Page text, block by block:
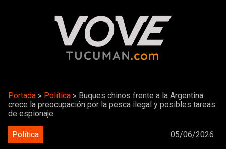
Portada » Política » Buques chinos frente a la Argentina:
crece la preocupación por la pesca ilegal y posibles tareas
de espionaje
Política 05/06/2026